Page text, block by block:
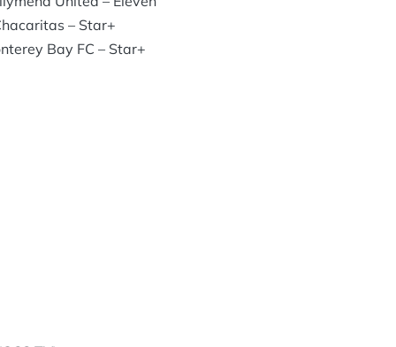
– Star+
Bay FC – Star+